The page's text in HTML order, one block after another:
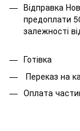
Відправка
предоплати
залежності
Готівка
Переказ на
Оплата